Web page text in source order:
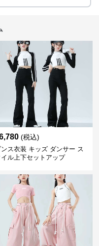
(税込)
ンス衣装 キッズ ダンサー ス
イル上下セットアップ